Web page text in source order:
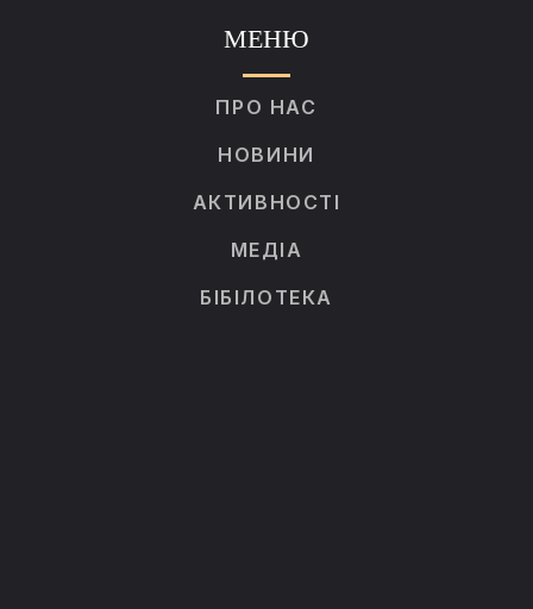
МЕНЮ
ПРО НАС
НОВИНИ
АКТИВНОСТІ
МЕДІА
БІБІЛОТЕКА